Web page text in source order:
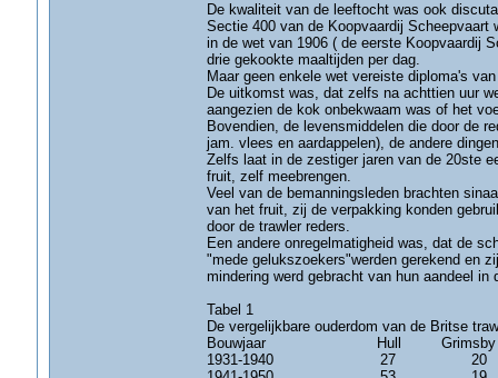
De kwaliteit van de leeftocht was ook
Sectie 400 van de Koopvaardij
in de wet van 1906 ( de eerste Koopvaardij
drie gekookte maaltijden per dag.
Maar geen enkele wet vereiste diploma's
De uitkomst was, dat zelfs na achttien uur
aangezien de kok onbekwaam was of het
Bovendien, de levensmiddelen die door de
jam. vlees en aardappelen), de andere
Zelfs laat in de zestiger jaren van de 20ste
fruit, zelf meebrengen.
Veel van de bemanningsleden brachten
van het fruit, zij de verpakking konden
door de trawler reders.
Een andere onregelmatigheid was, dat de
"mede gelukszoekers"werden gerekend en
mindering werd gebracht van hun aandeel
Tabel 1
De vergelijkbare ouderdom van de Britse
Bouwjaar Hull Grimsby
1931-1940 27